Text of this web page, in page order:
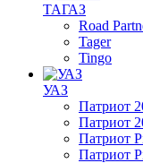
ТАГАЗ
Road
Tager
Tingo
УАЗ
Патриот
Патриот
Патриот
Патриот